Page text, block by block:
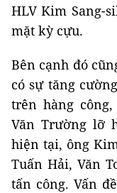
HLV Kim Sang-
mặt kỳ cựu.
Bên cạnh đó
có sự tăng
trên hàng
Văn Trường lỡ
hiện tại, ông
Tuấn Hải, Văn
tấn công. Vấn